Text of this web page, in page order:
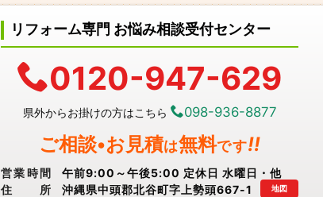
リフォーム専門 お悩み相談受付センター
0120-947-629
県外からお掛けの方はこちら 098-936-8877
ご相談•お見積は無料です!!
営業時間
午前9:00～午後5:00 定休日 水曜日・他
住所
沖縄県中頭郡北谷町字上勢頭667-1 地図